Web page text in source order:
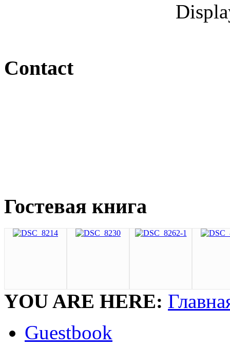
Contact
Гостевая книга
YOU ARE HERE:
Guestbook